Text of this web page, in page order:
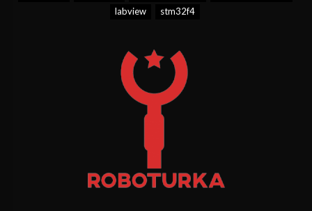
labview
stm32f4